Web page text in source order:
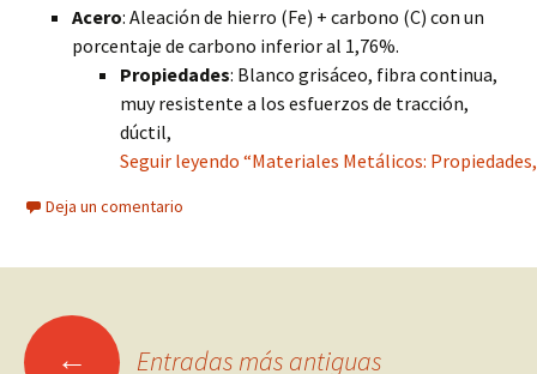
Acero: Aleación de hierro (Fe) + carbono (C) con un
porcentaje de carbono inferior al 1,76%.
Propiedades: Blanco grisáceo, fibra continua,
muy resistente a los esfuerzos de tracción,
dúctil,
Seguir leyendo “Materiales Metálicos:
Deja un comentario
Ir ← Entradas más antiguas